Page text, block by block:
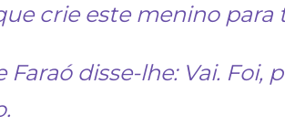
crie este menino para
Faraó disse-lhe: Vai. Foi,